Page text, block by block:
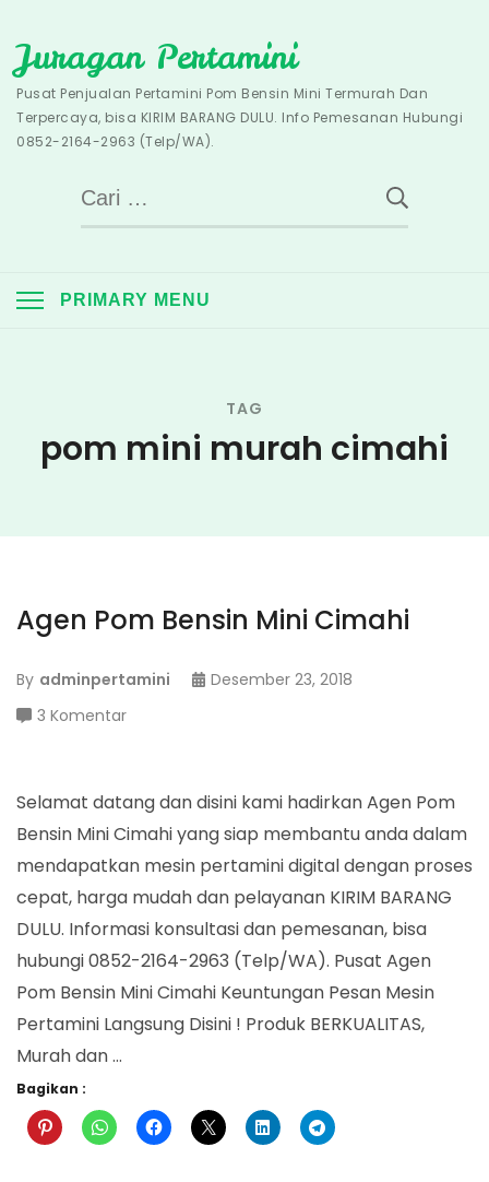
to
content
Juragan Pertamini
Pusat Penjualan Pertamini Pom Bensin Mini Termurah Dan
Terpercaya, bisa KIRIM BARANG DULU. Info Pemesanan Hubungi
0852-2164-2963 (Telp/WA).
Cari
untuk:
PRIMARY MENU
TAG
pom mini murah cimahi
Agen Pom Bensin Mini Cimahi
By adminpertamini
Desember 23, 2018
3 Komentarpada
Bensin
Mini
Cimahi
Selamat datang dan disini kami hadirkan Agen Pom
Bensin Mini Cimahi yang siap membantu anda dalam
mendapatkan mesin pertamini digital dengan proses
cepat, harga mudah dan pelayanan KIRIM BARANG
DULU. Informasi konsultasi dan pemesanan, bisa
hubungi 0852-2164-2963 (Telp/WA). Pusat Agen
Pom Bensin Mini Cimahi Keuntungan Pesan Mesin
Pertamini Langsung Disini ! Produk BERKUALITAS,
Murah dan …
Bagikan :